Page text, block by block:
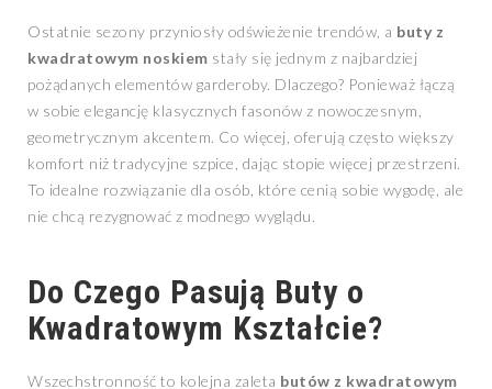
Ostatnie sezony przyniosły odświeżenie trendów, a buty z
kwadratowym noskiem stały się jednym z najbardziej
pożądanych elementów garderoby. Dlaczego? Ponieważ łączą
w sobie elegancję klasycznych fasonów z nowoczesnym,
geometrycznym akcentem. Co więcej, oferują często większy
komfort niż tradycyjne szpice, dając stopie więcej przestrzeni.
To idealne rozwiązanie dla osób, które cenią sobie wygodę, ale
nie chcą rezygnować z modnego wyglądu.
Do Czego Pasują Buty o
Kwadratowym Kształcie?
Wszechstronność to kolejna zaleta butów z kwadratowym